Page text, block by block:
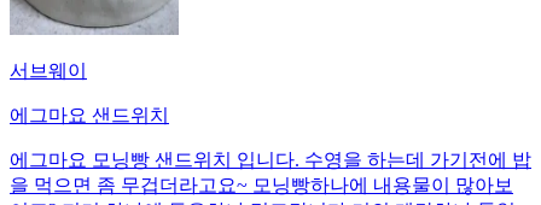
서브웨이
에그마요 샌드위치
에그마요 모닝빵 샌드위치 입니다. 수영을 하는데 가기전에 밥
을 먹으면 좀 무겁더라고요~ 모닝빵하나에 내용물이 많아보